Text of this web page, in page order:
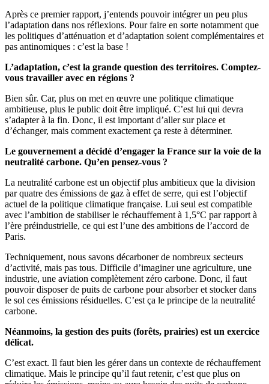
Après ce premier rapport, j’entends pouvoir intégrer un peu plus
l’adaptation dans nos réflexions. Pour faire en sorte notamment que
les politiques d’atténuation et d’adaptation soient complémentaires et
pas antinomiques : c’est la base !
L’adaptation, c’est la grande question des territoires. Comptez-
vous travailler avec en régions ?
Bien sûr. Car, plus on met en œuvre une politique climatique
ambitieuse, plus le public doit être impliqué. C’est lui qui devra
s’adapter à la fin. Donc, il est important d’aller sur place et
d’échanger, mais comment exactement ça reste à déterminer.
Le gouvernement a décidé d’engager la France sur la voie de la
neutralité carbone. Qu’en pensez-vous ?
La neutralité carbone est un objectif plus ambitieux que la division
par quatre des émissions de gaz à effet de serre, qui est l’objectif
actuel de la politique climatique française. Lui seul est compatible
avec l’ambition de stabiliser le réchauffement à 1,5°C par rapport à
l’ère préindustrielle, ce qui est l’une des ambitions de l’accord de
Paris.
Techniquement, nous savons décarboner de nombreux secteurs
d’activité, mais pas tous. Difficile d’imaginer une agriculture, une
industrie, une aviation complètement zéro carbone. Donc, il faut
pouvoir disposer de puits de carbone pour absorber et stocker dans
le sol ces émissions résiduelles. C’est ça le principe de la neutralité
carbone.
Néanmoins, la gestion des puits (forêts, prairies) est un exercice
délicat.
C’est exact. Il faut bien les gérer dans un contexte de réchauffement
climatique. Mais le principe qu’il faut retenir, c’est que plus on